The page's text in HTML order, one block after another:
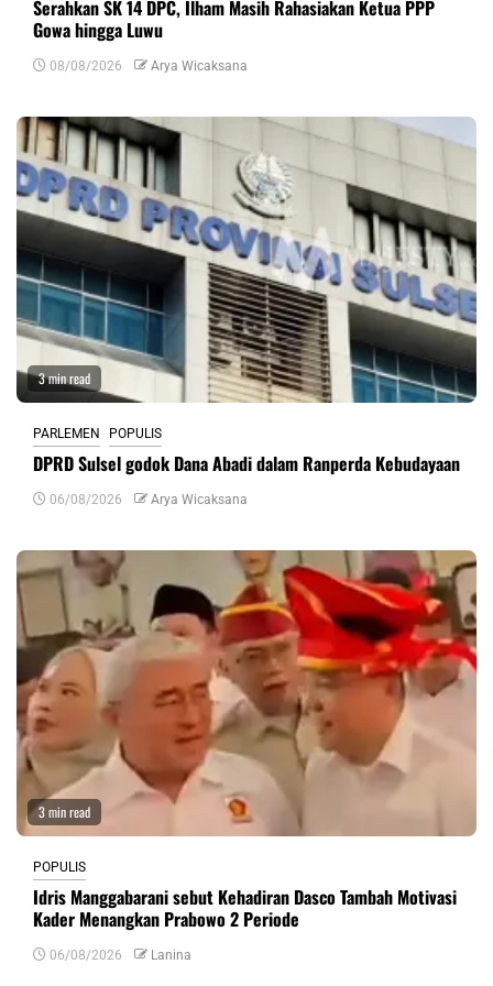
Serahkan SK 14 DPC, Ilham Masih Rahasiakan Ketua PPP
Gowa hingga Luwu
08/08/2026 Arya Wicaksana
3 min read
PARLEMEN POPULIS
DPRD Sulsel godok Dana Abadi dalam Ranperda Kebudayaan
06/08/2026 Arya Wicaksana
3 min read
POPULIS
Idris Manggabarani sebut Kehadiran Dasco Tambah Motivasi
Kader Menangkan Prabowo 2 Periode
06/08/2026 Lanina